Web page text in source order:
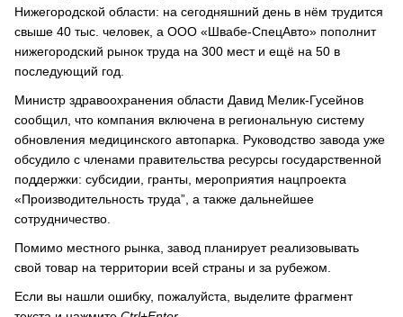
Нижегородской области: на сегодняшний день в нём трудится
свыше 40 тыс. человек, а ООО «Швабе-СпецАвто» пополнит
нижегородский рынок труда на 300 мест и ещё на 50 в
последующий год.
Министр здравоохранения области Давид Мелик-Гусейнов
сообщил, что компания включена в региональную систему
обновления медицинского автопарка. Руководство завода уже
обсудило с членами правительства ресурсы государственной
поддержки: субсидии, гранты, мероприятия нацпроекта
«Производительность труда”, а также дальнейшее
сотрудничество.
Помимо местного рынка, завод планирует реализовывать
свой товар на территории всей страны и за рубежом.
Если вы нашли ошибку, пожалуйста, выделите фрагмент